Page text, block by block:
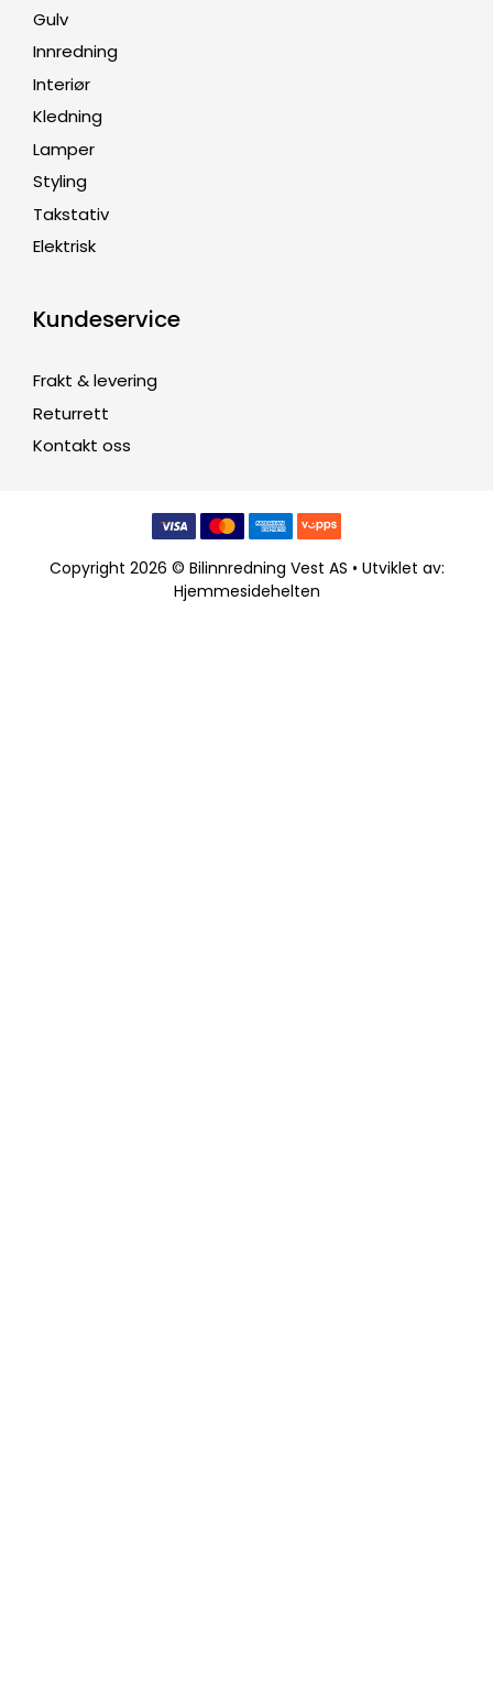
Gulv
Innredning
Interiør
Kledning
Lamper
Styling
Takstativ
Elektrisk
Kundeservice
Frakt & levering
Returrett
Kontakt oss
Copyright 2026 © Bilinnredning Vest AS • Utviklet av:
Hjemmesidehelten